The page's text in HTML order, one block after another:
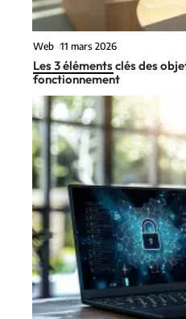
Web 11 mars 2026
Les 3 éléments clés des
fonctionnement